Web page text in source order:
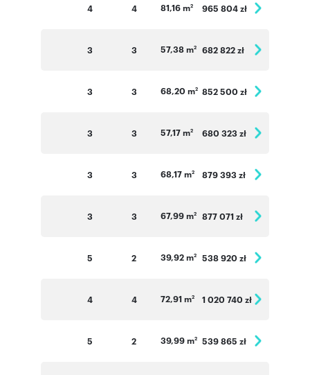
4 4 81,16 m2 965 804 zł
3 3 57,38 m2 682 822 zł
3 3 68,20 m2 852 500 zł
3 3 57,17 m2 680 323 zł
3 3 68,17 m2 879 393 zł
3 3 67,99 m2 877 071 zł
5 2 39,92 m2 538 920 zł
4 4 72,91 m2 1 020 740 zł
5 2 39,99 m2 539 865 zł